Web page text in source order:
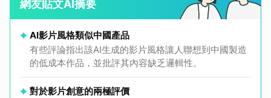
網友貼文AI摘要
AI影片風格類似中國產品
有些評論指出該AI生成的影片風格讓人聯想到中國製造
的低成本作品，並批評其內容缺乏邏輯性。
對於影片創意的兩極評價